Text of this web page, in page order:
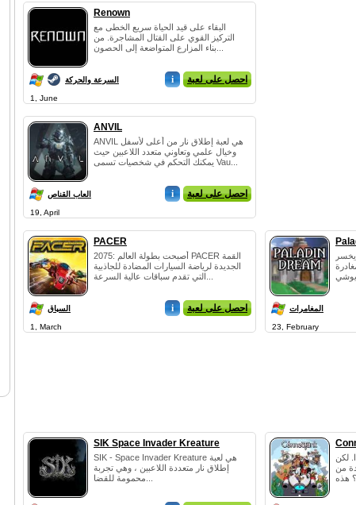
Renown
البقاء على قيد الحياة سريع الخطى مع
التركيز القوي على القتال المشاجرة. من
السرعة والحركة i احصل على لعبة
1, June
ANVIL
ANVIL هي لعبة إطلاق نار من أعلى لأسفل
وخيال علمي وتعاوني متعدد اللاعبين حيث
يمكنك التحكم في شخصيات تسمى Vau...
العاب القناص i احصل على لعبة
19, April
PACER
2075: أصبحت بطولة العالم PACER القمة
الجديدة لرياضة السيارات المضادة للجاذبية
السباق i احصل على لعبة
1, March
يخسر
المغامرات
23, February
SIK Space Invader Kreature
SIK - Space Invader Kreature هي لعبة
إطلاق نار متعددة اللاعبين ، وهي تجربة
لكن
من